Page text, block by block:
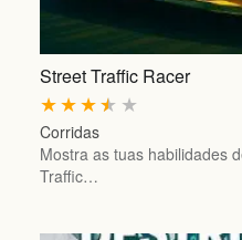
Street Traffic Racer
★
★
★
★
★
Corridas
Mostra as tuas habilidades
Traffic…